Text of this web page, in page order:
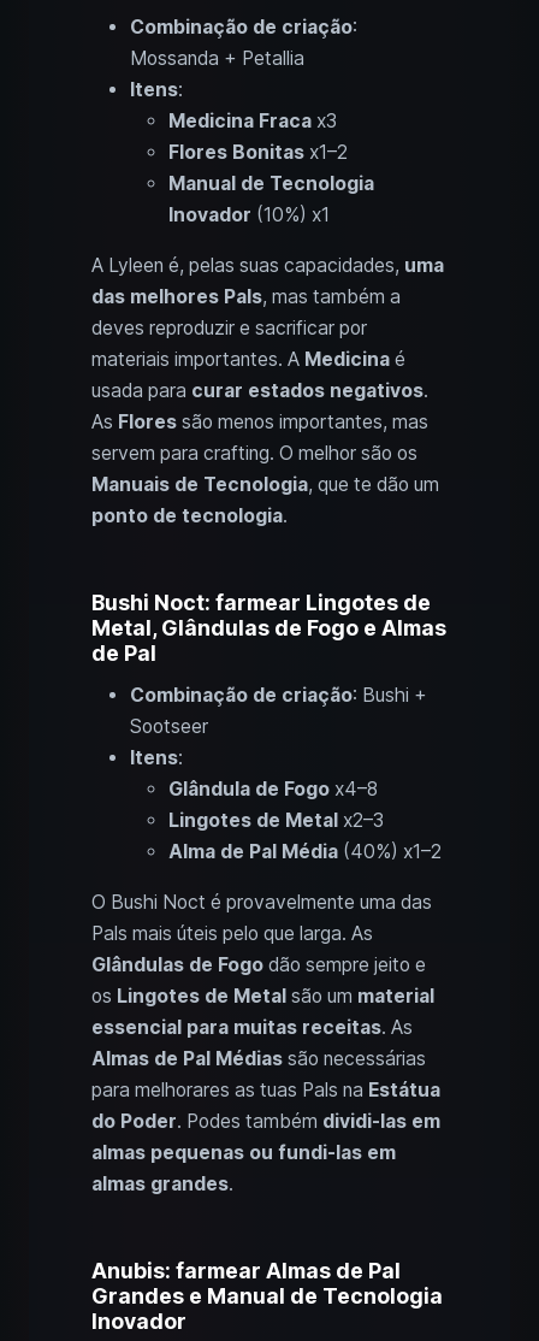
Combinação de criação:
Mossanda + Petallia
Itens:
Medicina Fraca x3
Flores Bonitas x1–2
Manual de Tecnologia
Inovador (10%) x1
A Lyleen é, pelas suas capacidades, uma
das melhores Pals, mas também a
deves reproduzir e sacrificar por
materiais importantes. A Medicina é
usada para curar estados negativos.
As Flores são menos importantes, mas
servem para crafting. O melhor são os
Manuais de Tecnologia, que te dão um
ponto de tecnologia.
Bushi Noct: farmear Lingotes de
Metal, Glândulas de Fogo e Almas
de Pal
Combinação de criação: Bushi +
Sootseer
Itens:
Glândula de Fogo x4–8
Lingotes de Metal x2–3
Alma de Pal Média (40%) x1–2
O Bushi Noct é provavelmente uma das
Pals mais úteis pelo que larga. As
Glândulas de Fogo dão sempre jeito e
os Lingotes de Metal são um material
essencial para muitas receitas. As
Almas de Pal Médias são necessárias
para melhorares as tuas Pals na Estátua
do Poder. Podes também dividi-las em
almas pequenas ou fundi-las em
almas grandes.
Anubis: farmear Almas de Pal
Grandes e Manual de Tecnologia
Inovador